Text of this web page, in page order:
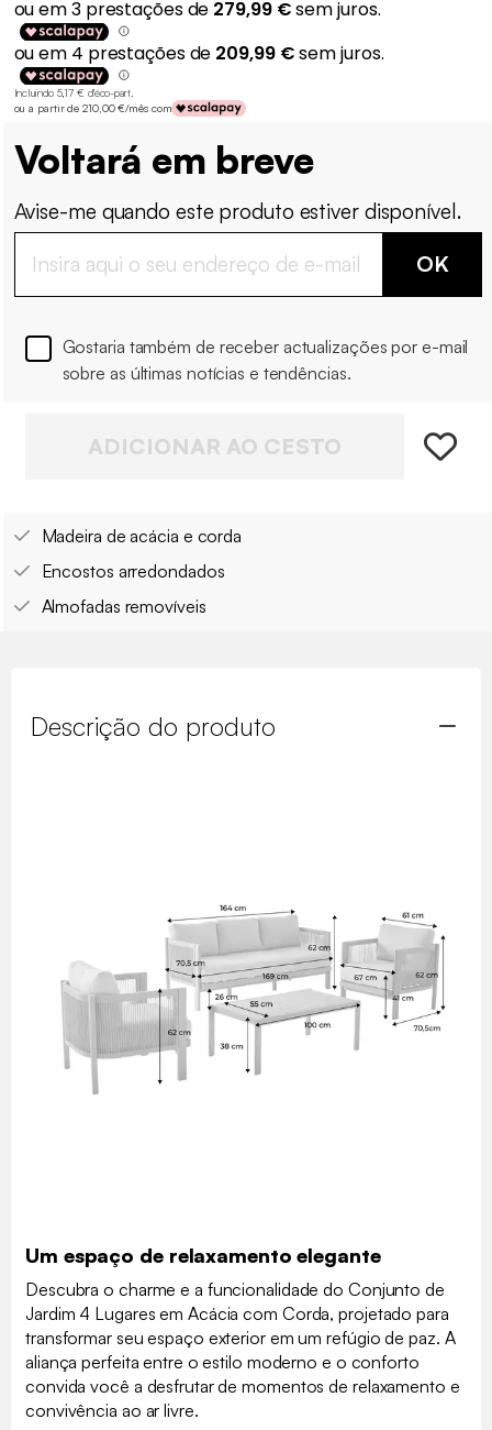
Incluindo 5,17 € d'éco-part.
ou a partir de 210,00 €/mês com
Voltará em breve
Avise-me quando este produto estiver disponível.
OK
Gostaria também de receber actualizações por e-mail
sobre as últimas notícias e tendências.
ADICIONAR AO CESTO
Madeira de acácia e corda
Encostos arredondados
Almofadas removíveis
Descrição do produto
Um espaço de relaxamento elegante
Descubra o charme e a funcionalidade do Conjunto de
Jardim 4 Lugares em Acácia com Corda, projetado para
transformar seu espaço exterior em um refúgio de paz. A
aliança perfeita entre o estilo moderno e o conforto
convida você a desfrutar de momentos de relaxamento e
convivência ao ar livre.